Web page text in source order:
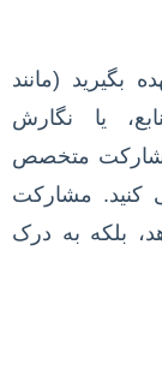
بگیرید (مانند
یا نگارش
مشارکت متخصص
کنید. مشارکت
بلکه به درک